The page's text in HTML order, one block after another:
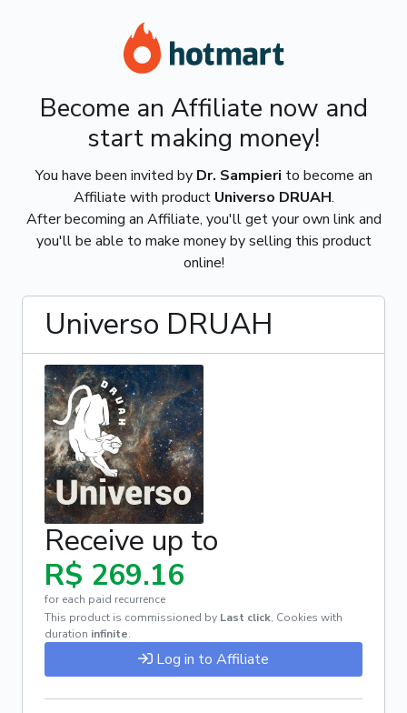
Become an Affiliate now and
start making money!
You have been invited by Dr. Sampieri to become an
Affiliate with product Universo DRUAH.
After becoming an Affiliate, you'll get your own link and
you'll be able to make money by selling this product
online!
Universo DRUAH
Receive up to
R$ 269.16
for each paid recurrence
This product is commissioned by Last click, Cookies with
duration infinite.
Log in to Affiliate